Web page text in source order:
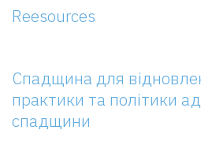
Reesources
Спадщина для
практики та політики
спадщини